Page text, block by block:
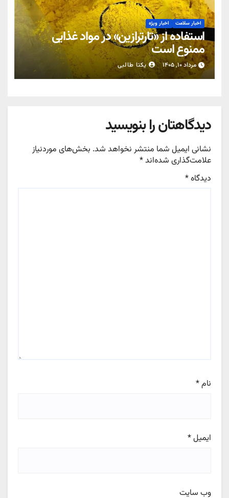
اخبار سلامت اخبار ویژه
استفاده از «تارترازین» در مواد غذایی
ممنوع است
مرداد ۱۰, ۱۴۰۵ یکتا طالبی
دیدگاهتان را بنویسید
نشانی ایمیل شما منتشر نخواهد شد. بخش‌های موردنیاز
علامت‌گذاری شده‌اند*
دیدگاه*
نام*
ایمیل*
وب‌ سایت